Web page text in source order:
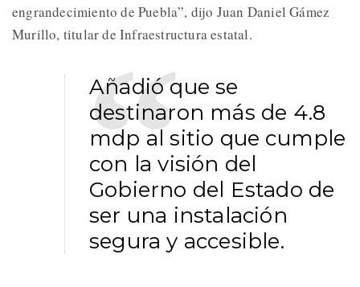
engrandecimiento de Puebla”, dijo Juan Daniel Gámez
Murillo, titular de Infraestructura estatal.
Añadió que se
destinaron más de 4.8
mdp al sitio que cumple
con la visión del
Gobierno del Estado de
ser una instalación
segura y accesible.